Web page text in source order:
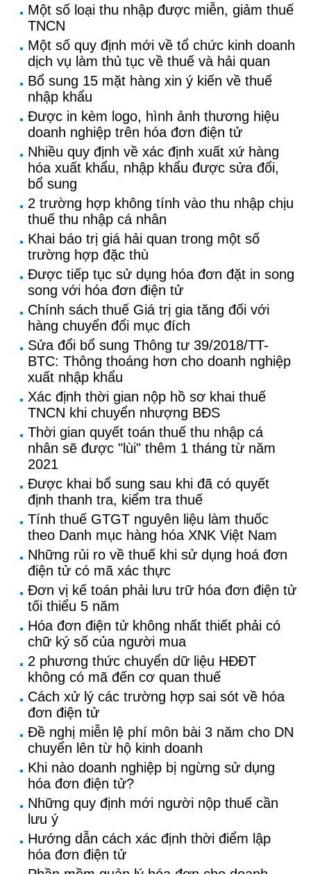
Một số loại thu nhập được miễn, giảm thuế
TNCN
Một số quy định mới về tổ chức kinh doanh
dịch vụ làm thủ tục về thuế và hải quan
Bổ sung 15 mặt hàng xin ý kiến về thuế
nhập khẩu
Được in kèm logo, hình ảnh thương hiệu
doanh nghiệp trên hóa đơn điện tử
Nhiều quy định về xác định xuất xứ hàng
hóa xuất khẩu, nhập khẩu được sửa đổi,
bổ sung
2 trường hợp không tính vào thu nhập chịu
thuế thu nhập cá nhân
Khai báo trị giá hải quan trong một số
trường hợp đặc thù
Được tiếp tục sử dụng hóa đơn đặt in song
song với hóa đơn điện tử
Chính sách thuế Giá trị gia tăng đối với
hàng chuyển đổi mục đích
Sửa đổi bổ sung Thông tư 39/2018/TT-
BTC: Thông thoáng hơn cho doanh nghiệp
xuất nhập khẩu
Xác định thời gian nộp hồ sơ khai thuế
TNCN khi chuyển nhượng BĐS
Thời gian quyết toán thuế thu nhập cá
nhân sẽ được "lùi" thêm 1 tháng từ năm
2021
Được khai bổ sung sau khi đã có quyết
định thanh tra, kiểm tra thuế
Tính thuế GTGT nguyên liệu làm thuốc
theo Danh mục hàng hóa XNK Việt Nam
Những rủi ro về thuế khi sử dụng hoá đơn
điện tử có mã xác thực
Đơn vị kế toán phải lưu trữ hóa đơn điện tử
tối thiểu 5 năm
Hóa đơn điện tử không nhất thiết phải có
chữ ký số của người mua
2 phương thức chuyển dữ liệu HĐĐT
không có mã đến cơ quan thuế
Cách xử lý các trường hợp sai sót về hóa
đơn điện tử
Đề nghị miễn lệ phí môn bài 3 năm cho DN
chuyển lên từ hộ kinh doanh
Khi nào doanh nghiệp bị ngừng sử dụng
hóa đơn điện tử?
Những quy định mới người nộp thuế cần
lưu ý
Hướng dẫn cách xác định thời điểm lập
hóa đơn điện tử